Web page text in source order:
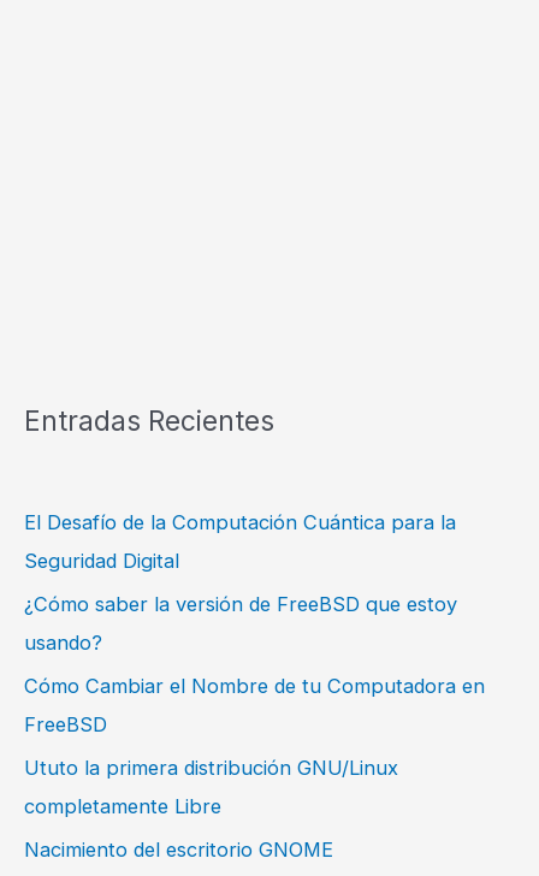
Entradas Recientes
El Desafío de la Computación Cuántica para la
Seguridad Digital
¿Cómo saber la versión de FreeBSD que estoy
usando?
Cómo Cambiar el Nombre de tu Computadora en
FreeBSD
Ututo la primera distribución GNU/Linux
completamente Libre
Nacimiento del escritorio GNOME